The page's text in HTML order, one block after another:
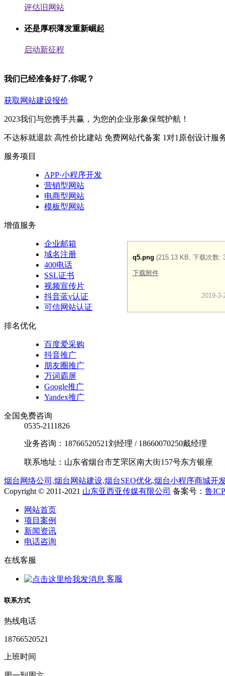
q5.png (215.13 KB, 下载次数:
下载附件
2019-
评估旧网站
还是厚积薄发重新崛起
启动新征程
我们已经准备好了,你呢？
获取网站建设报价
2023我们与您携手共赢，为您的企业形象保驾护航！
不达标就退款 高性价比建站 免费网站代备案 1对1原创设计服
服务项目
APP·小程序开发
营销型网站
电商型网站
模板型网站
增值服务
企业邮箱
域名注册
400电话
SSL证书
视频宣传片
抖音蓝v认证
可信网站认证
排名优化
百度爱采购
抖音推广
朋友圈推广
万词霸屏
Google推广
Yandex推广
全国免费咨询
0535-2111826
业务咨询：18766520521刘经理 / 18660070250戴经理
联系地址：山东省烟台市芝罘区南大街157号东方银座
烟台网络公司,烟台网站建设,烟台SEO优化,烟台小程序商城开
Copyright © 2011-2021 山东亚西亚传媒有限公司 备案号： 鲁
网站首页
项目案例
新闻资讯
电话咨询
在线客服
客服
联系方式
热线电话
18766520521
上班时间